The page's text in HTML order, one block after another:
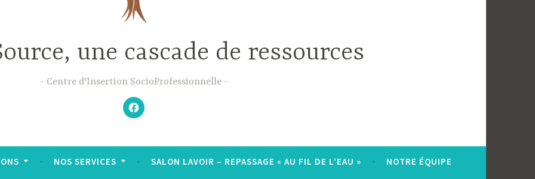
une cascade de ressources
Centre d'Insertion SocioProfessionnelle
–
N’hésitez
pas
à
;-)
–
NOS SERVICES SALON LAVOIR – REPASSAGE « AU FIL DE L’EAU » NOTRE ÉQUIPE